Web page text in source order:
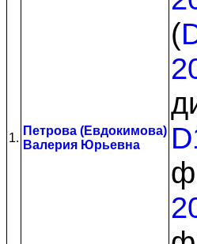
1.
Петрова (Евдокимова)
Валерия Юрьевна
(